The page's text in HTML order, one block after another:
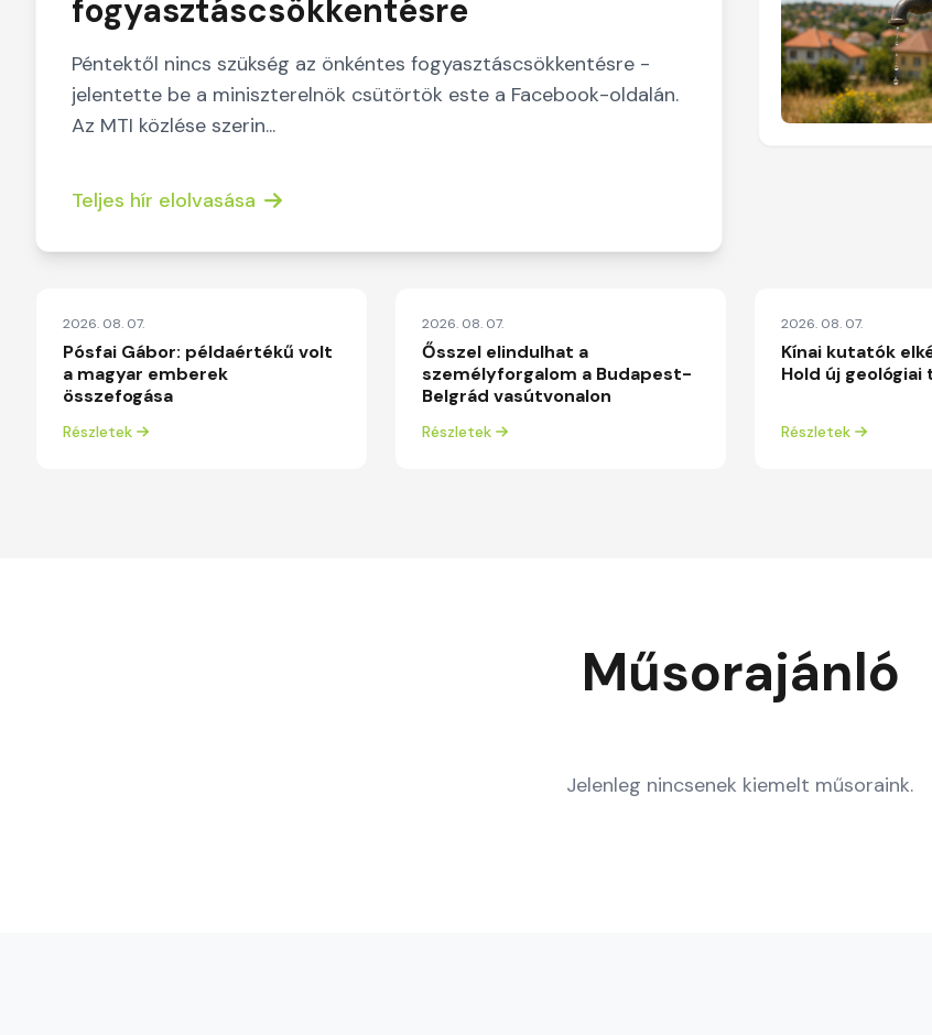
fogyasztáscsökkentésre
Péntektől nincs szükség az önkéntes fogyasztáscsökkentésre -
jelentette be a miniszterelnök csütörtök este a Facebook-oldalán.
Az MTI közlése szerin...
Teljes hír elolvasása
2026. 08. 07.
Pósfai Gábor: példaértékű volt
a magyar emberek
összefogása
Részletek
2026. 08. 07.
Ősszel elindulhat a
személyforgalom a Budapest-
Belgrád vasútvonalon
Részletek
2026. 08. 07.
Kínai kutatók
Hold új
Részletek
Műsorajánló
Jelenleg nincsenek kiemelt műsoraink.